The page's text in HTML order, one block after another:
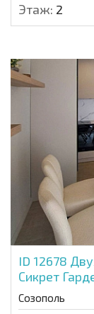
Этаж: 2
ID 12678
Сикрет
Созополь